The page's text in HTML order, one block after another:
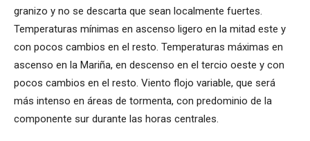
granizo y no se descarta que sean localmente fuertes.
Temperaturas mínimas en ascenso ligero en la mitad este y
con pocos cambios en el resto. Temperaturas máximas en
ascenso en la Mariña, en descenso en el tercio oeste y con
pocos cambios en el resto. Viento flojo variable, que será
más intenso en áreas de tormenta, con predominio de la
componente sur durante las horas centrales.